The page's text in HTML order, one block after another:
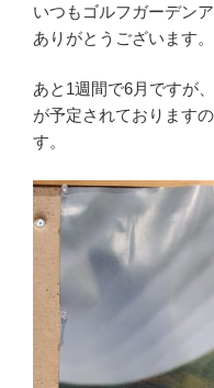
いつもゴルフガーデン
ありがとうございます。
あと1週間で6月ですが
が予定されております
す。